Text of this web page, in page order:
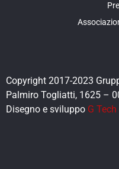
Copyright 2017-2023
Palmiro Togliatti, 1625 –
Disegno e sviluppo G